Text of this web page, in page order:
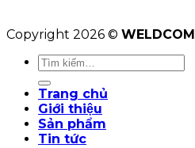
Copyright 2026 © WELDCOM
Tìm
kiếm:
Trang chủ
Giới thiệu
Sản phẩm
Tin tức